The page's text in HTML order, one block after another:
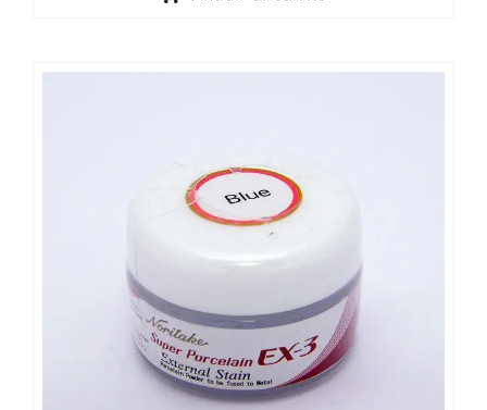
era:
es: